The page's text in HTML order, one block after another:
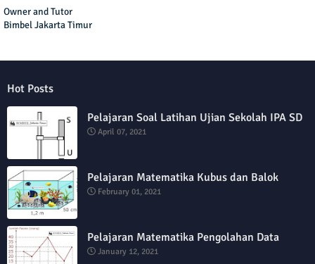
Owner and Tutor
Bimbel Jakarta Timur
Hot Posts
Pelajaran Soal Latihan Ujian Sekolah IPA SD
April 07, 2021
Pelajaran Matematika Kubus dan Balok
February 01, 2021
Pelajaran Matematika Pengolahan Data
January 12, 2021